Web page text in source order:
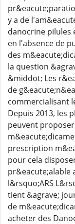
y a de
danocrine pilules
en l'absence de
des
la question
&middot; Les
de
commercialisant
Depuis 2013, les
peuvent
prescription
pour cela
pr&eacute;alable
l&rsquo;ARS
tient &agrave;
de
acheter des